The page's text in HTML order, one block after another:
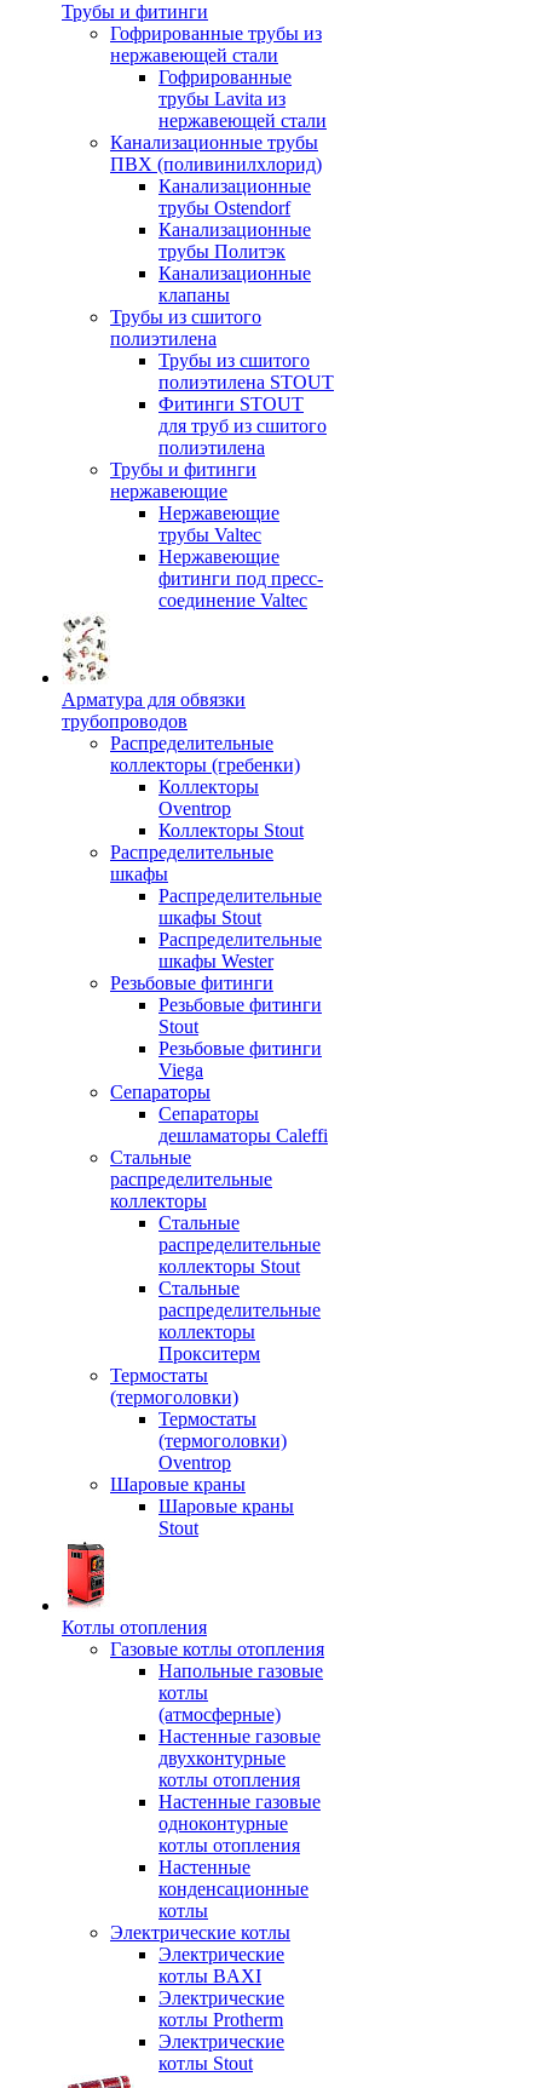
Трубы и фитинги
Гофрированные трубы из
нержавеющей стали
Гофрированные
трубы Lavita из
нержавеющей стали
Канализационные трубы
ПВХ (поливинилхлорид)
Канализационные
трубы Ostendorf
Канализационные
трубы Политэк
Канализационные
клапаны
Трубы из сшитого
полиэтилена
Трубы из сшитого
полиэтилена STOUT
Фитинги STOUT
для труб из сшитого
полиэтилена
Трубы и фитинги
нержавеющие
Нержавеющие
трубы Valtec
Нержавеющие
фитинги под пресс-
соединение Valtec
Арматура для обвязки
трубопроводов
Распределительные
коллекторы (гребенки)
Коллекторы
Oventrop
Коллекторы Stout
Распределительные
шкафы
Распределительные
шкафы Stout
Распределительные
шкафы Wester
Резьбовые фитинги
Резьбовые фитинги
Stout
Резьбовые фитинги
Viega
Сепараторы
Сепараторы
дешламаторы Caleffi
Стальные
распределительные
коллекторы
Стальные
распределительные
коллекторы Stout
Стальные
распределительные
коллекторы
Прокситерм
Термостаты
(термоголовки)
Термостаты
(термоголовки)
Oventrop
Шаровые краны
Шаровые краны
Stout
Котлы отопления
Газовые котлы отопления
Напольные газовые
котлы
(атмосферные)
Настенные газовые
двухконтурные
котлы отопления
Настенные газовые
одноконтурные
котлы отопления
Настенные
конденсационные
котлы
Электрические котлы
Электрические
котлы BAXI
Электрические
котлы Protherm
Электрические
котлы Stout